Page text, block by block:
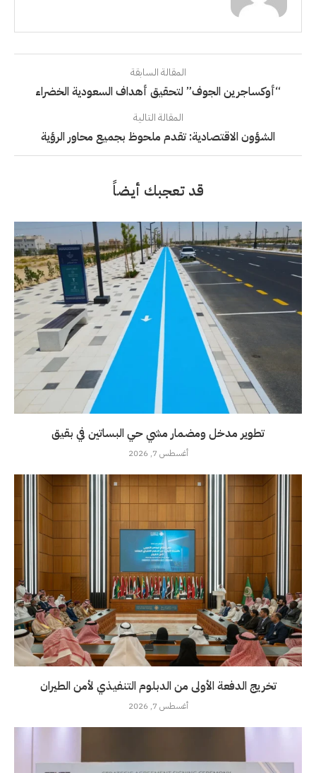
المقالة السابقة
“أوكساجرين الجوف” لتحقيق أهداف السعودية الخضراء
المقالة التالية
الشؤون الاقتصادية: تقدم ملحوظ بجميع محاور الرؤية
قد تعجبك أيضاً
تطوير مدخل ومضمار مشي حي البساتين في بقيق
أغسطس 7, 2026
تخريج الدفعة الأولى من الدبلوم التنفيذي لأمن الطيران
أغسطس 7, 2026